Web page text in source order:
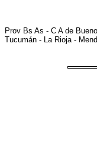
Prov Bs As - C A de
Tucumán - La Rioja-